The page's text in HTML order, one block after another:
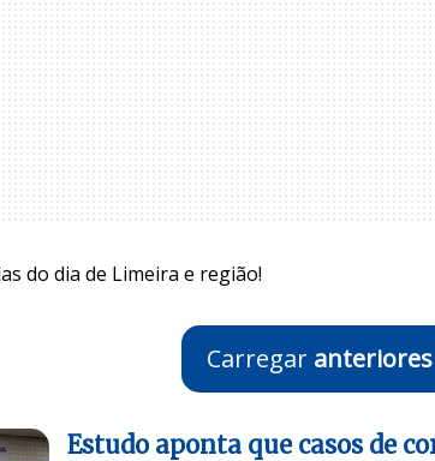
do dia de Limeira e região!
Carregar anteriores
Estudo aponta que casos de